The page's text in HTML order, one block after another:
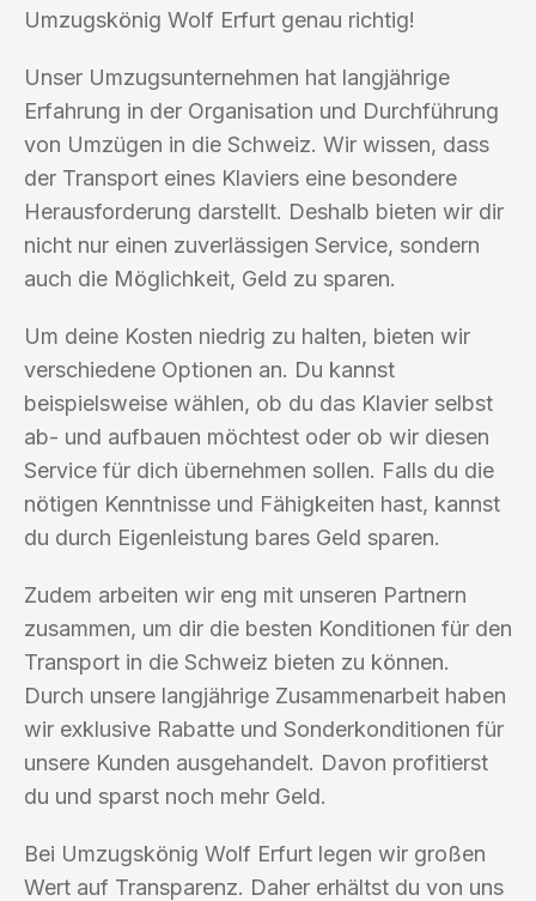
Umzugskönig Wolf Erfurt genau richtig!
Unser Umzugsunternehmen hat langjährige
Erfahrung in der Organisation und Durchführung
von Umzügen in die Schweiz. Wir wissen, dass
der Transport eines Klaviers eine besondere
Herausforderung darstellt. Deshalb bieten wir dir
nicht nur einen zuverlässigen Service, sondern
auch die Möglichkeit, Geld zu sparen.
Um deine Kosten niedrig zu halten, bieten wir
verschiedene Optionen an. Du kannst
beispielsweise wählen, ob du das Klavier selbst
ab- und aufbauen möchtest oder ob wir diesen
Service für dich übernehmen sollen. Falls du die
nötigen Kenntnisse und Fähigkeiten hast, kannst
du durch Eigenleistung bares Geld sparen.
Zudem arbeiten wir eng mit unseren Partnern
zusammen, um dir die besten Konditionen für den
Transport in die Schweiz bieten zu können.
Durch unsere langjährige Zusammenarbeit haben
wir exklusive Rabatte und Sonderkonditionen für
unsere Kunden ausgehandelt. Davon profitierst
du und sparst noch mehr Geld.
Bei Umzugskönig Wolf Erfurt legen wir großen
Wert auf Transparenz. Daher erhältst du von uns